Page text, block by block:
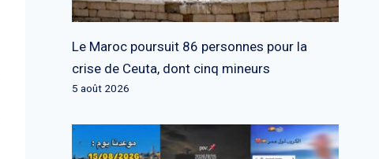
Le Maroc poursuit 86 personnes pour la
crise de Ceuta, dont cinq mineurs
5 août 2026